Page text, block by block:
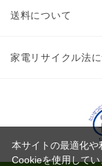
送料について
家電リサイクル法
本サイトの最適化や
Cookieを使用して